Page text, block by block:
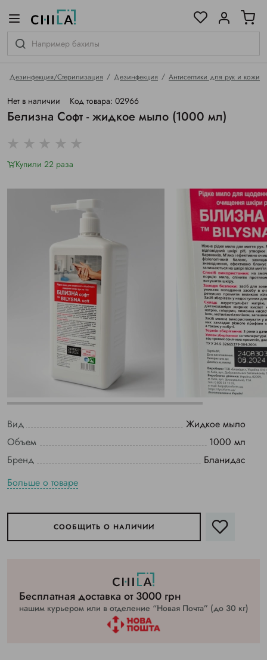
Дезинфекция/Стерилизация Дезинфекция Антисептики для рук и кожи
Нет в наличии Код товара: 02966
Белизна Софт - жидкое мыло (1000 мл)
Купили 22 раза
Вид
Жидкое мыло
Объем
1000 мл
Бренд
Бланидас
Больше о товаре
СООБЩИТЬ О НАЛИЧИИ
Бесплатная доставка от 3000 грн
нашим курьером или в отделение “Новая Почта” (до 30 кг)
гамме